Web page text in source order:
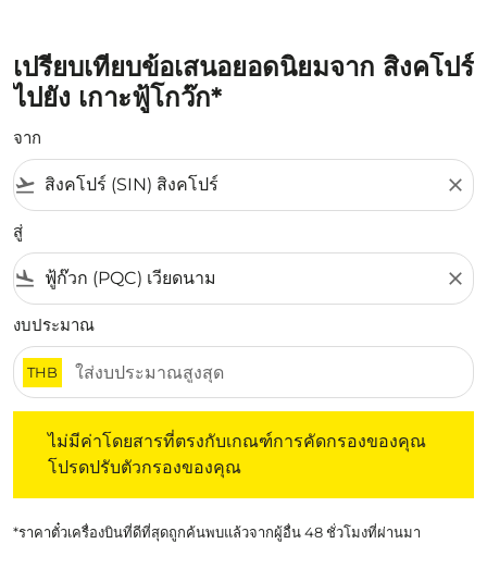
เปรียบเทียบข้อเสนอยอดนิยมจาก สิงคโปร์
ไปยัง เกาะฟู้โกว๊ก*
จาก
flight_takeoff close
สู่
flight_land close
งบประมาณ
THB
ไม่มีค่าโดยสารที่ตรงกับเกณฑ์การคัดกรองของคุณ
โปรดปรับตัวกรองของคุณ
*ราคาตั๋วเครื่องบินที่ดีที่สุดถูกค้นพบแล้วจากผู้อื่น 48 ชั่วโมงที่ผ่านมา